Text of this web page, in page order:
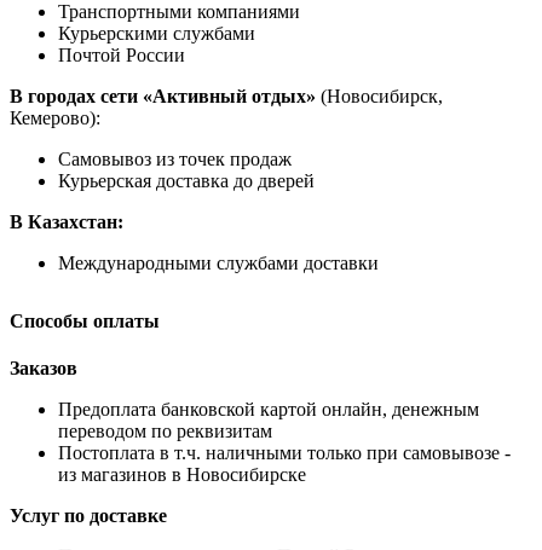
Транспортными компаниями
Курьерскими службами
Почтой России
В городах сети «Активный отдых» (Новосибирск,
Кемерово):
Самовывоз из точек продаж
Курьерская доставка до дверей
В Казахстан:
Международными службами доставки
Способы оплаты
Заказов
Предоплата банковской картой онлайн, денежным
переводом по реквизитам
Постоплата в т.ч. наличными только при самовывозе -
из магазинов в Новосибирске
Услуг по доставке